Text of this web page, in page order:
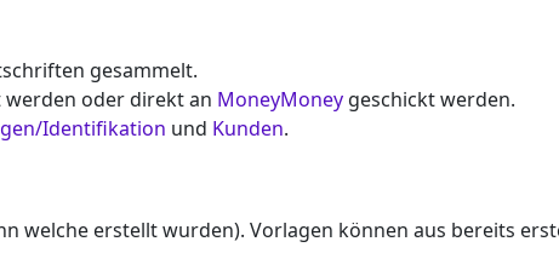
gesammelt.
werden oder direkt an MoneyMoney geschickt werden.
Identifikation und Kunden.
welche erstellt wurden). Vorlagen können aus bereits